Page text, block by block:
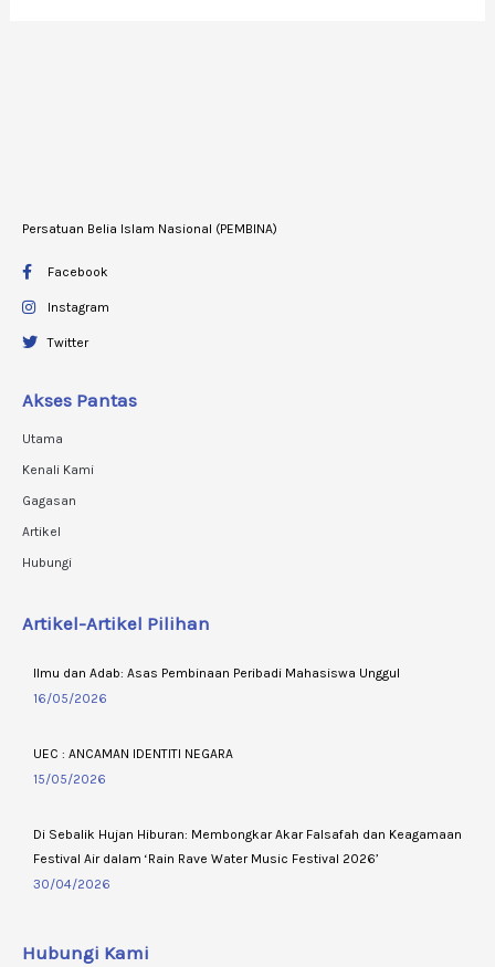
Persatuan Belia Islam Nasional (PEMBINA)
Facebook
Instagram
Twitter
Akses Pantas
Utama
Kenali Kami
Gagasan
Artikel
Hubungi
Artikel-Artikel Pilihan
Ilmu dan Adab: Asas Pembinaan Peribadi Mahasiswa Unggul
16/05/2026
UEC : ANCAMAN IDENTITI NEGARA
15/05/2026
Di Sebalik Hujan Hiburan: Membongkar Akar Falsafah dan Keagamaan
Festival Air dalam ‘Rain Rave Water Music Festival 2026’
30/04/2026
Hubungi Kami